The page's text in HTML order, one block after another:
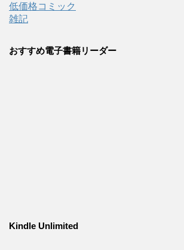
低価格コミック
雑記
おすすめ電子書籍リーダー
Kindle Unlimited